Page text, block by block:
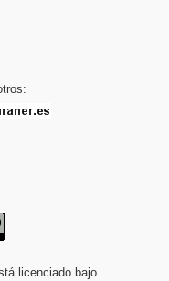
licenciado bajo